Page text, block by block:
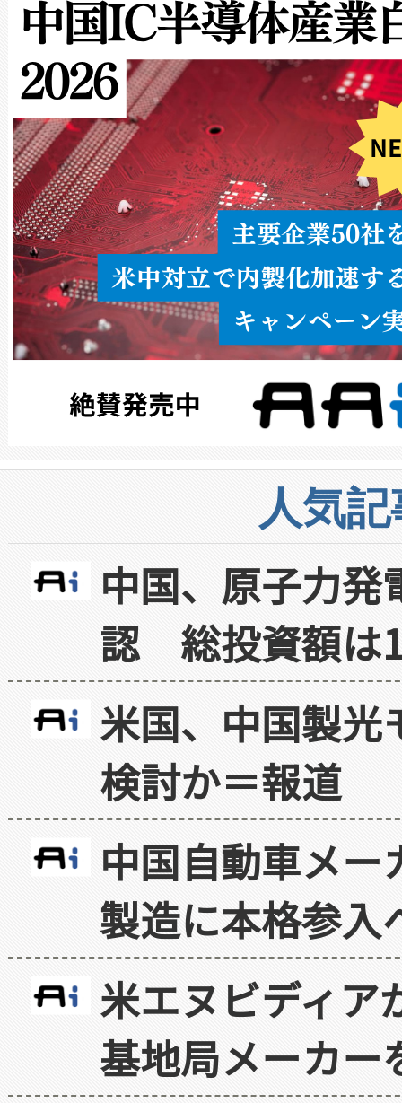
人気
中国、原子力
認 総投資額は
米国、中国製光
検討か＝報道
中国自動車メ
製造に本格参入
米エヌビディア
基地局メーカー